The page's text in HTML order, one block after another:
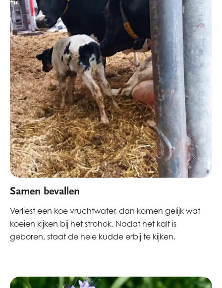
Samen bevallen
Verliest een koe vruchtwater, dan komen gelijk wat
koeien kijken bij het strohok. Nadat het kalf is
geboren, staat de hele kudde erbij te kijken.